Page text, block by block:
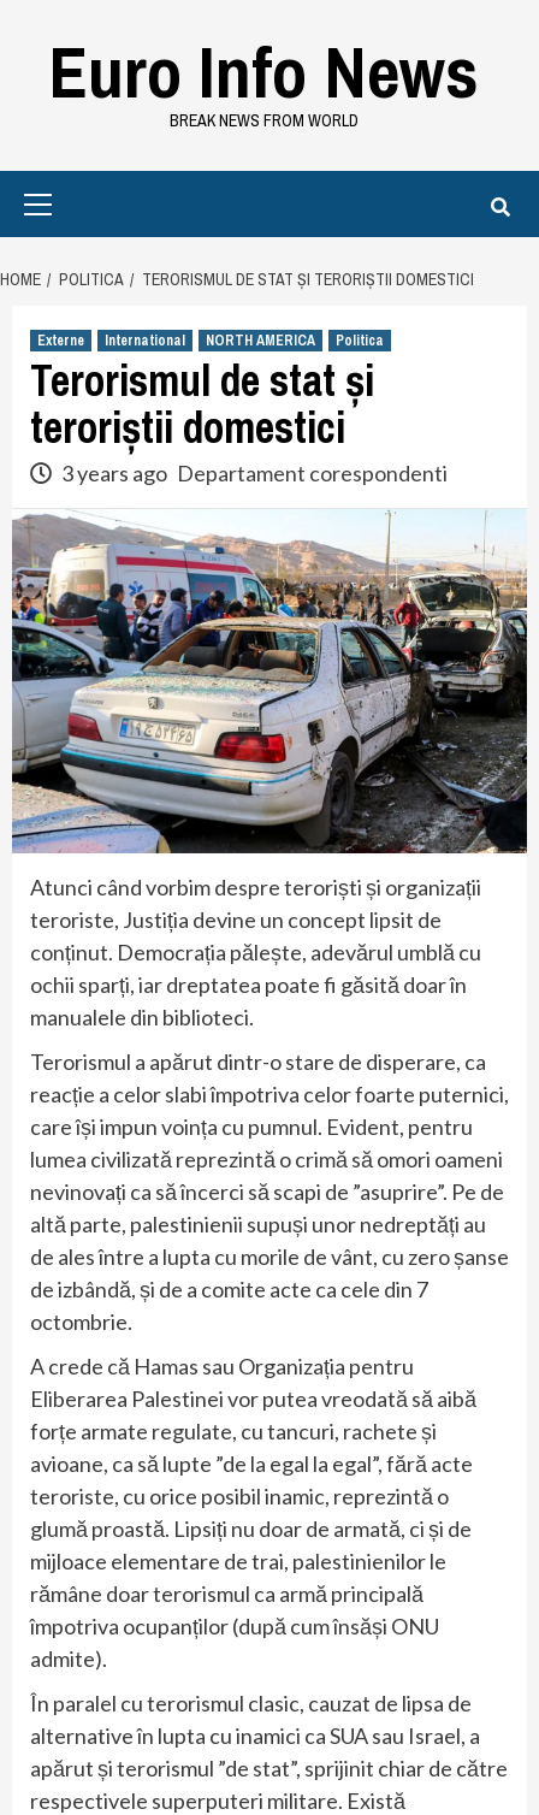
contentEuro Info News
BREAK NEWS FROM WORLD
HOME POLITICA TERORISMUL DE STAT ȘI TERORIȘTII DOMESTICI
Externe International NORTH AMERICA Politica
Terorismul de stat și
teroriștii domestici
3 years ago Departament corespondenti
Atunci când vorbim despre teroriști și organizații
teroriste, Justiția devine un concept lipsit de
conținut. Democrația pălește, adevărul umblă cu
ochii sparți, iar dreptatea poate fi găsită doar în
manualele din biblioteci.
Terorismul a apărut dintr-o stare de disperare, ca
reacție a celor slabi împotriva celor foarte puternici,
care își impun voința cu pumnul. Evident, pentru
lumea civilizată reprezintă o crimă să omori oameni
nevinovați ca să încerci să scapi de ”asuprire”. Pe de
altă parte, palestinienii supuși unor nedreptăți au
de ales între a lupta cu morile de vânt, cu zero șanse
de izbândă, și de a comite acte ca cele din 7
octombrie.
A crede că Hamas sau Organizația pentru
Eliberarea Palestinei vor putea vreodată să aibă
forțe armate regulate, cu tancuri, rachete și
avioane, ca să lupte ”de la egal la egal”, fără acte
teroriste, cu orice posibil inamic, reprezintă o
glumă proastă. Lipsiți nu doar de armată, ci și de
mijloace elementare de trai, palestinienilor le
rămâne doar terorismul ca armă principală
împotriva ocupanților (după cum însăși ONU
admite).
În paralel cu terorismul clasic, cauzat de lipsa de
alternative în lupta cu inamici ca SUA sau Israel, a
apărut și terorismul ”de stat”, sprijinit chiar de către
respectivele superputeri militare. Există